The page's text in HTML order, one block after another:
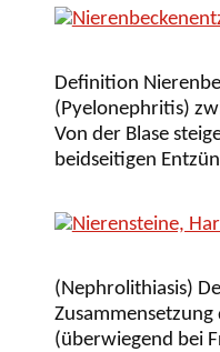
Definition
(Pyelonephritis)
Von der Blase
beidseitigen
(Nephrolithiasis)
(überwiegend bei